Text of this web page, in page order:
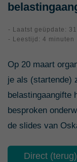
- Laatst geüpdate:
- Leestijd: 4 minuten
Op 20 maart
je als (startende)
belastingaangifte
besproken
de slides van
Direct